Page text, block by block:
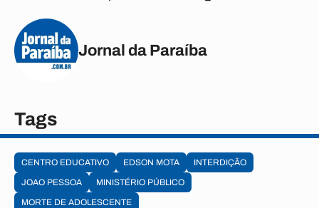
Jornal da Paraíba
Tags
CENTRO EDUCATIVO EDSON MOTA
INTERDIÇÃO
JOAO PESSOA
MINISTÉRIO PÚBLICO
MORTE DE ADOLESCENTE